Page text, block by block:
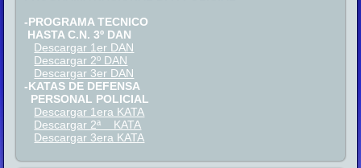
-PROGRAMA TECNICO
HASTA C.N. 3º DAN
Descargar 1er DAN
Descargar 2º DAN
Descargar 3er DAN
-KATAS DE DEFENSA
PERSONAL POLICIAL
Descargar 1era KATA
Descargar 2ª KATA
Descargar 3era KATA